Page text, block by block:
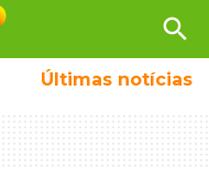
search
Últimas notícias